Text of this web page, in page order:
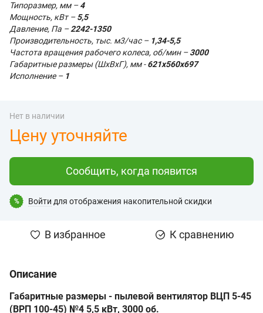
Типоразмер, мм –4
Мощность, кВт –5,5
Давление, Па –2242-1350
Производительность, тыс. м3/час – 1,34-5,5
Частота вращения рабочего колеса, об/мин –3000
Габаритные размеры (ШхВхГ), мм -621х560х697
Исполнение – 1
Нет в наличии
Цену уточняйте
Сообщить, когда появится
% Войти для отображения накопительной скидки
В избранное К сравнению
Описание
Габаритные размеры - пылевой вентилятор ВЦП 5-45
(ВРП 100-45) №4 5,5 кВт, 3000 об.